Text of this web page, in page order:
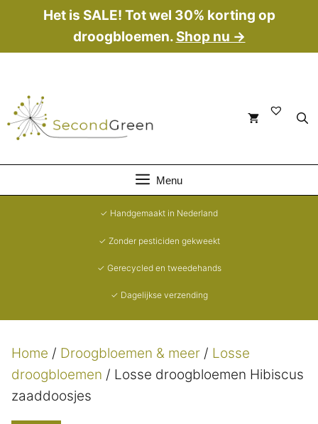
de
Het is SALE! Tot wel 30% korting op
droogbloemen. Shop nu →
Menu
✓ Handgemaakt in Nederland
✓ Zonder pesticiden gekweekt
✓ Gerecycled en tweedehands
✓ Dagelijkse verzending
Home / Droogbloemen & meer / Losse
droogbloemen / Losse droogbloemen Hibiscus
zaaddoosjes